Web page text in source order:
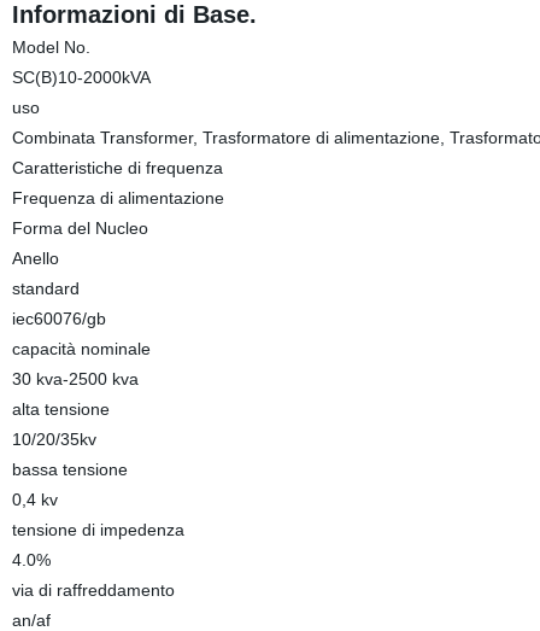
Informazioni di Base.
Model No.
SC(B)10-2000kVA
uso
Combinata Transformer, Trasformatore di alimentazione,
Caratteristiche di frequenza
Frequenza di alimentazione
Forma del Nucleo
Anello
standard
iec60076/gb
capacità nominale
30 kva-2500 kva
alta tensione
10/20/35kv
bassa tensione
0,4 kv
tensione di impedenza
4.0%
via di raffreddamento
an/af